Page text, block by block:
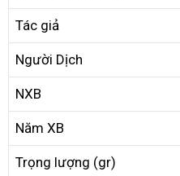
Tác giả
Người Dịch
NXB
Năm XB
Trọng lượng (gr)